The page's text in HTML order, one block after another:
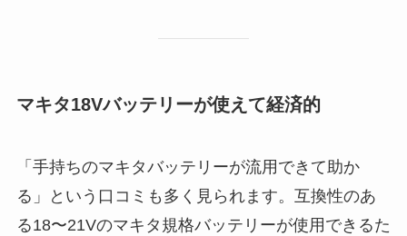
マキタ18Vバッテリーが使えて経済的
「手持ちのマキタバッテリーが流用できて助か
る」という口コミも多く見られます。互換性のあ
る18〜21Vのマキタ規格バッテリーが使用できるた